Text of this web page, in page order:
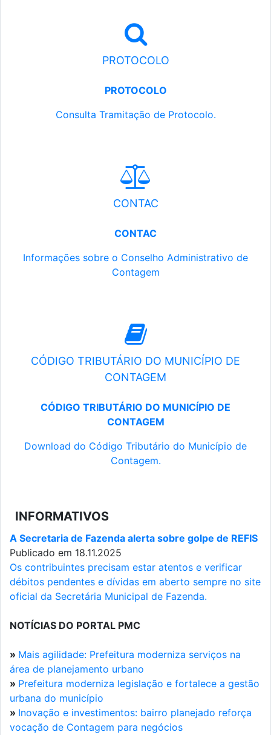
PROTOCOLO
PROTOCOLO
Consulta Tramitação de Protocolo.
CONTAC
CONTAC
Informações sobre o Conselho Administrativo de
Contagem
CÓDIGO TRIBUTÁRIO DO MUNICÍPIO DE
CONTAGEM
CÓDIGO TRIBUTÁRIO DO MUNICÍPIO DE
CONTAGEM
Download do Código Tributário do Município de
Contagem.
INFORMATIVOS
A Secretaria de Fazenda alerta sobre golpe de REFIS
Publicado em 18.11.2025
Os contribuintes precisam estar atentos e verificar
débitos pendentes e dívidas em aberto sempre no site
oficial da Secretária Municipal de Fazenda.
NOTÍCIAS DO PORTAL PMC
» Mais agilidade: Prefeitura moderniza serviços na
área de planejamento urbano
» Prefeitura moderniza legislação e fortalece a gestão
urbana do município
» Inovação e investimentos: bairro planejado reforça
vocação de Contagem para negócios